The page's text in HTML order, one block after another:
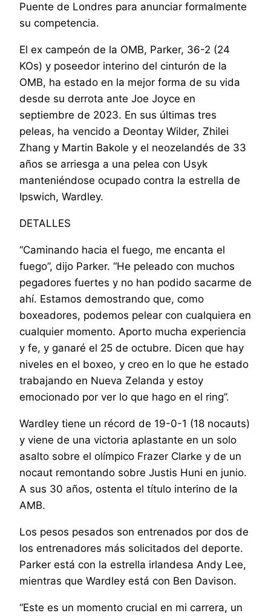
Puente de Londres para anunciar formalmente
su competencia.
El ex campeón de la OMB, Parker, 36-2 (24
KOs) y poseedor interino del cinturón de la
OMB, ha estado en la mejor forma de su vida
desde su derrota ante Joe Joyce en
septiembre de 2023. En sus últimas tres
peleas, ha vencido a Deontay Wilder, Zhilei
Zhang y Martin Bakole y el neozelandés de 33
años se arriesga a una pelea con Usyk
manteniéndose ocupado contra la estrella de
Ipswich, Wardley.
DETALLES
“Caminando hacia el fuego, me encanta el
fuego”, dijo Parker. “He peleado con muchos
pegadores fuertes y no han podido sacarme de
ahí. Estamos demostrando que, como
boxeadores, podemos pelear con cualquiera en
cualquier momento. Aporto mucha experiencia
y fe, y ganaré el 25 de octubre. Dicen que hay
niveles en el boxeo, y creo en lo que he estado
trabajando en Nueva Zelanda y estoy
emocionado por ver lo que hago en el ring”.
Wardley tiene un récord de 19-0-1 (18 nocauts)
y viene de una victoria aplastante en un solo
asalto sobre el olímpico Frazer Clarke y de un
nocaut remontando sobre Justis Huni en junio.
A sus 30 años, ostenta el título interino de la
AMB.
Los pesos pesados ​​son entrenados por dos de
los entrenadores más solicitados del deporte.
Parker está con la estrella irlandesa Andy Lee,
mientras que Wardley está con Ben Davison.
“Este es un momento crucial en mi carrera, un